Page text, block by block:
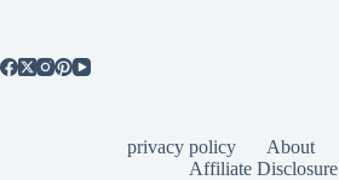
privacy policy About
Affiliate Disclosure